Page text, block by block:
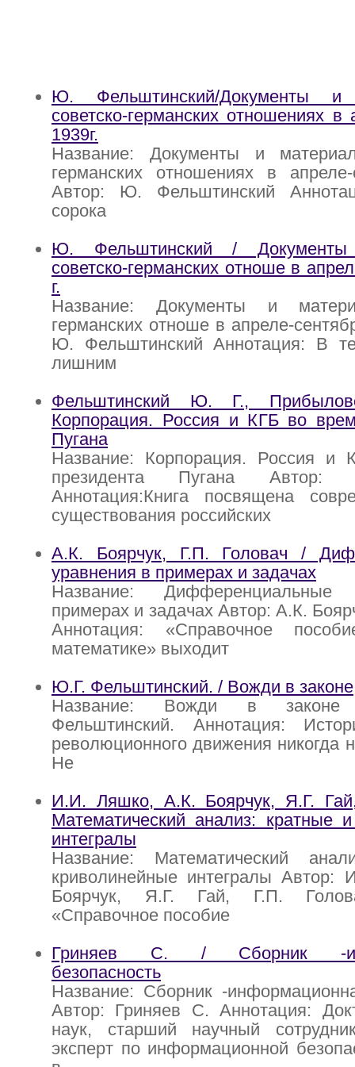
Ю. Фельштинский/Документы
советско-германских отношениях в
1939г.
Название: Документы и
германских отношениях в апреле-
Автор: Ю. Фельштинский
сорока
Ю. Фельштинский /
советско-германских отноше в
г.
Название: Документы и
германских отноше в апреле-
Ю. Фельштинский Аннотация: В
лишним
Фельштинский Ю. Г.,
Корпорация. Россия и КГБ во
Пугана
Название: Корпорация. Россия и
президента Пугана
Аннотация:Книга посвящена
существования российских
А.К. Боярчук, Г.П. Головач /
уравнения в примерах и задачах
Название:
примерах и задачах Автор: А.К.
Аннотация: «Справочное
математике» выходит
Ю.Г. Фельштинский. / Вожди в законе
Название: Вожди в
Фельштинский. Аннотация:
революционного движения никогда
Не
И.И. Ляшко, А.К. Боярчук, Я.Г.
Математический анализ: кратные
интегралы
Название: Математический
криволинейные интегралы
Боярчук, Я.Г. Гай, Г.П.
«Справочное пособие
Гриняев С. / Сборник -
безопасность
Название: Сборник -
Автор: Гриняев С. Аннотация:
наук, старший научный
эксперт по информационной